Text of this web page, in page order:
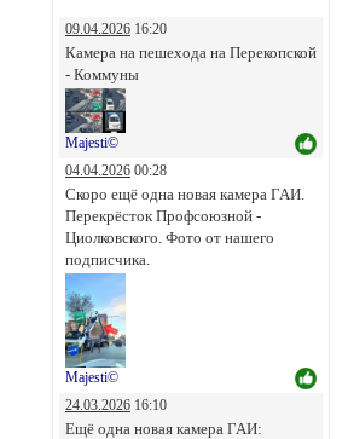
09.04.2026 16:20
Камера на пешехода на Перекопской
- Коммуны
Majesti©
04.04.2026 00:28
Скоро ещё одна новая камера ГАИ.
Перекрёсток Профсоюзной -
Циолковского. Фото от нашего
подписчика.
Majesti©
24.03.2026 16:10
Ещё одна новая камера ГАИ: